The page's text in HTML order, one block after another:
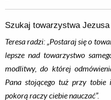
Szukaj towarzystwa Jezusa
Teresa radzi: „Postaraj się o
lepsze nad towarzystwo
modlitwy, do której
Pana stojącego tuż przy
pokorą raczy ciebie nauczać”.